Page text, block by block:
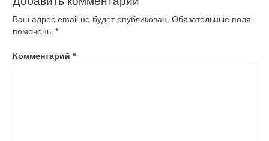
Ваш адрес email не будет опубликован. Обязательные поля
помечены *
Комментарий *